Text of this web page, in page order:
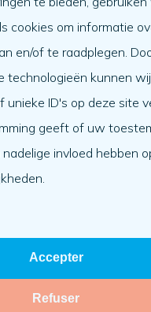
cookies om informatie
en/of te raadplegen.
technologieën kunnen
unieke ID's op deze site
geeft of uw
invloed hebben
Accepter
Refuser